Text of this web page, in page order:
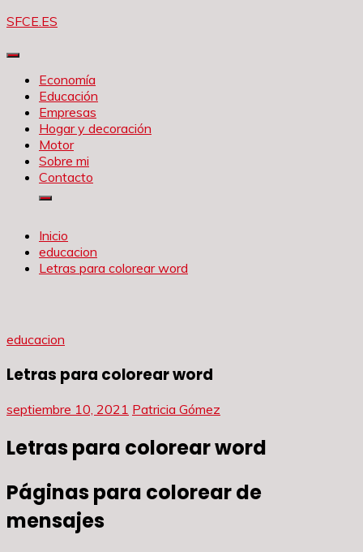
Saltar
contenido
SFCE.ES
Economía
Educación
Empresas
Hogar y decoración
Motor
Sobre mi
Contacto
Inicio
educacion
Letras para colorear word
educacion
Letras para colorear word
septiembre 10, 2021 Patricia Gómez
Letras para colorear word
Páginas para colorear de
mensajes